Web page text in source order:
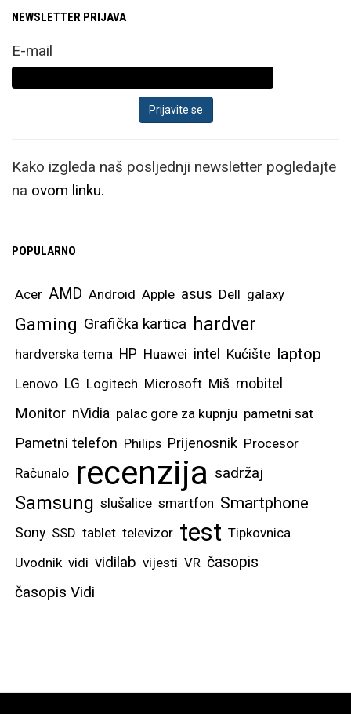
NEWSLETTER PRIJAVA
E-mail
Kako izgleda naš posljednji newsletter pogledajte
na ovom linku.
POPULARNO
Acer AMD Android Apple asus Dell galaxy
Gaming Grafička kartica hardver
hardverska tema HP Huawei intel Kućište laptop
Lenovo LG Logitech Microsoft Miš mobitel
Monitor nVidia palac gore za kupnju pametni sat
Pametni telefon Philips Prijenosnik Procesor
Računalo recenzija sadržaj
Samsung slušalice smartfon Smartphone
Sony SSD tablet televizor test Tipkovnica
Uvodnik vidi vidilab vijesti VR časopis
časopis Vidi